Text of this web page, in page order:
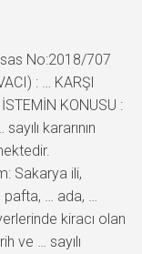
No:2018/707
: … KARŞI
KONUSU :
kararının
Sakarya ili,
… ada, …
kiracı olan
ve … sayılı